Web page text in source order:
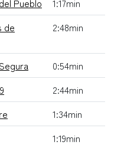
de
2:48min
0:54min
2:44min
1:34min
1:19min